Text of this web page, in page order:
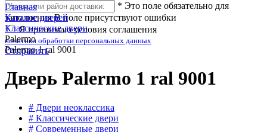
* Это поле обязательно для
заполнения В поле присутствуют ошибки
Я принимаю условия соглашения
политики обработки персональных данных
Отправить
Главная
Каталог дверей
Классические двери
Palermo
Palermo 1 ral 9001
Дверь Palermo 1 ral 9001
# Двери неоклассика
# Классические двери
# Современные двери